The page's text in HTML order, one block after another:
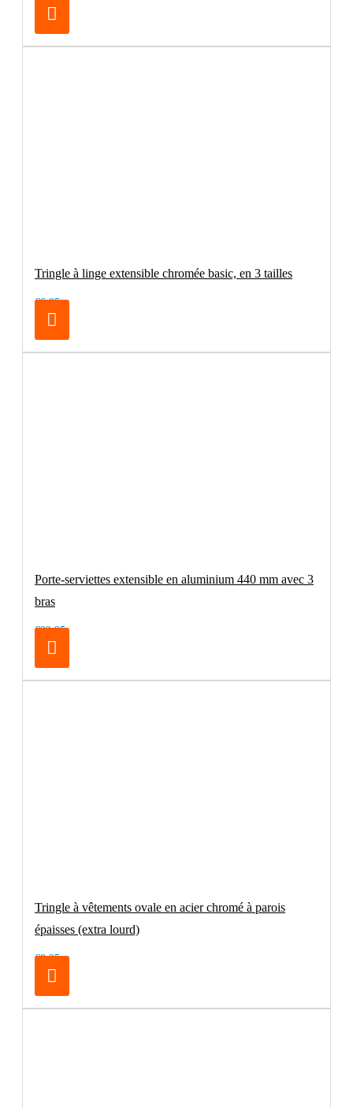
Tringle à linge extensible chromée basic, en 3 tailles
€6.95
Porte-serviettes extensible en aluminium 440 mm avec 3
bras
€32.95
Tringle à vêtements ovale en acier chromé à parois
épaisses (extra lourd)
€8.25